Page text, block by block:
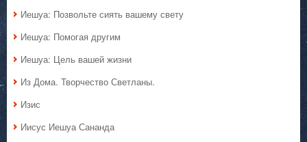
Иешуа: Позвольте сиять вашему свету
Иешуа: Помогая другим
Иешуа: Цель вашей жизни
Из Дома. Творчество Светланы.
Изис
Иисус Иешуа Сананда